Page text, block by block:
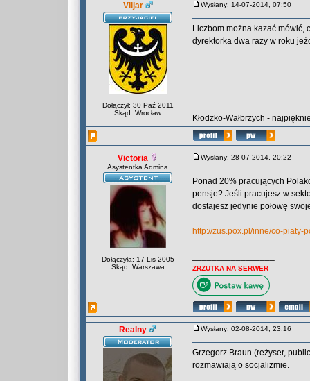
Viljar
Dołączył: 30 Paź 2011
Skąd: Wrocław
Wysłany: 14-07-2014, 07:50
Liczbom można kazać mówić,
dyrektorka dwa razy w roku
Kłodzko-Wałbrzych -
Victoria
Asystentka Admina
Dołączyła: 17 Lis 2005
Skąd: Warszawa
Wysłany: 28-07-2014, 20:22
Ponad 20% pracujących
pensje? Jeśli pracujesz w
dostajesz jedynie połowę
http://zus.pox.pl/inne/co-piaty-
ZRZUTKA NA SERWER
Realny Wysłany: 02-08-2014, 23:16
Grzegorz Braun (reżyser,
rozmawiają o socjalizmie.